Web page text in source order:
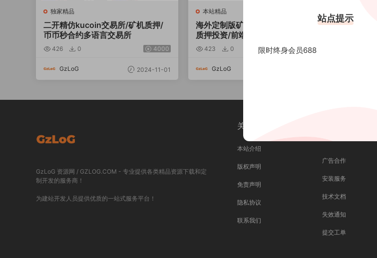
独家精品
二开精仿kucoin交易所/矿机质押/
币币秒合约多语言交易所
426 0 4000
GzLoG 2024-11-01
本站精品
海外定制版矿机投资系统/算力矿机
质押投资/前端uinapp
423 0 3000
GzLoG
定制版
统/矿
GzLoG 资源网 / GZLOG.COM - 专业提供各类精品资源下载和定
制开发的服务商！
为建站开发人员提供优质的一站式服务平台！
关于我们 / About
本站介绍
版权声明
免责声明
隐私协议
联系我们
广告合作
安装服务
技术文档
失效通知
提交工单
站点提示
限时终身会员688